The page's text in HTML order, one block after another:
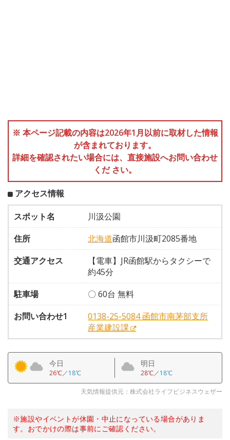
※ 本ページ記載の内容は2026年1月以前に取材した情報
が含まれております。
詳細を確認されたい場合には、直接施設へお問い合わせ
くだ さい。
アクセス情報
スポット名
川汲公園
住所
北海道函館市川汲町2085番地
交通アクセス
【電車】JR函館駅からタクシーで
約45分
駐車場
〇 60台 無料
お問い合わせ1
0138-25-5084 函館市南茅部支所
産業建設課
今日
26℃／18℃
明日
28℃／18℃
天気情報提供元：株式会社ライフビジネスウェザー
※施設やイベントが休園・中止になっている場合がありま
す。おでかけの際は事前にご確認ください。